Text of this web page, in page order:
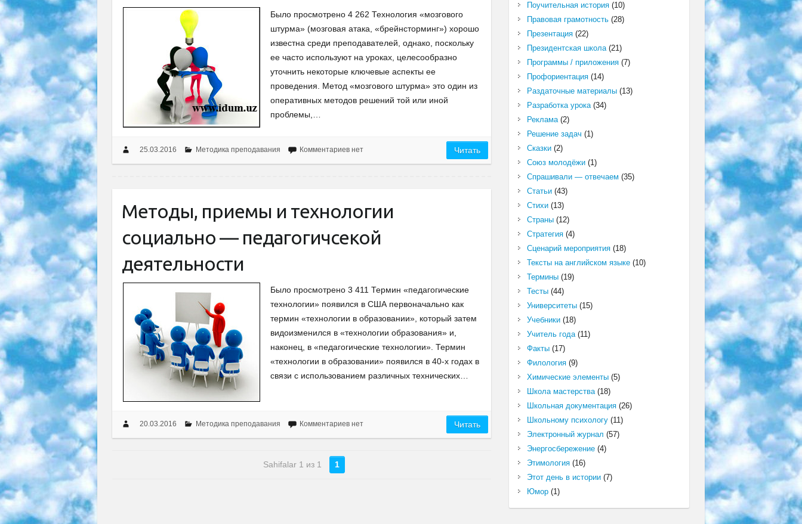
Было просмотрено 4 262 Технология «мозгового
штурма» (мозговая атака, «брейнсторминг») хорошо
известна среди преподавателей, однако, поскольку
ее часто используют на уроках, целесообразно
уточнить некоторые ключевые аспекты ее
проведения. Метод «мозгового штурма» это один из
оперативных методов решений той или иной
проблемы,…
25.03.2016 Методика преподавания Комментариев нет Читать
Методы, приемы и технологии
социально — педагогичсекой
деятельности
Было просмотрено 3 411 Термин «педагогические
технологии» появился в США первоначально как
термин «технологии в образовании», который затем
видоизменился в «технологии образования» и,
наконец, в «педагогические технологии». Термин
«технологии в образовании» появился в 40-х годах в
связи с использованием различных технических…
20.03.2016 Методика преподавания Комментариев нет Читать
Sahifalar 1 из 1 1
Поучительная история(10)
Правовая грамотность(28)
Презентация(22)
Президентская школа(21)
Программы / приложения(7)
Профориентация(14)
Раздаточные материалы(13)
Разработка урока(34)
Реклама(2)
Решение задач (1)
Сказки(2)
Союз молодёжи(1)
Спрашивали — отвечаем (35)
Статьи(43)
Стихи(13)
Страны(12)
Стратегия(4)
Сценарий мероприятия(18)
Тексты на английском языке(10)
Термины(19)
Тесты(44)
Университеты(15)
Учебники(18)
Учитель года(11)
Факты(17)
Филология(9)
Химические элементы(5)
Школа мастерства(18)
Школьная документация(26)
Школьному психологу(11)
Электронный журнал (57)
Энергосбережение(4)
Этимология(16)
Этот день в истории(7)
Юмор(1)